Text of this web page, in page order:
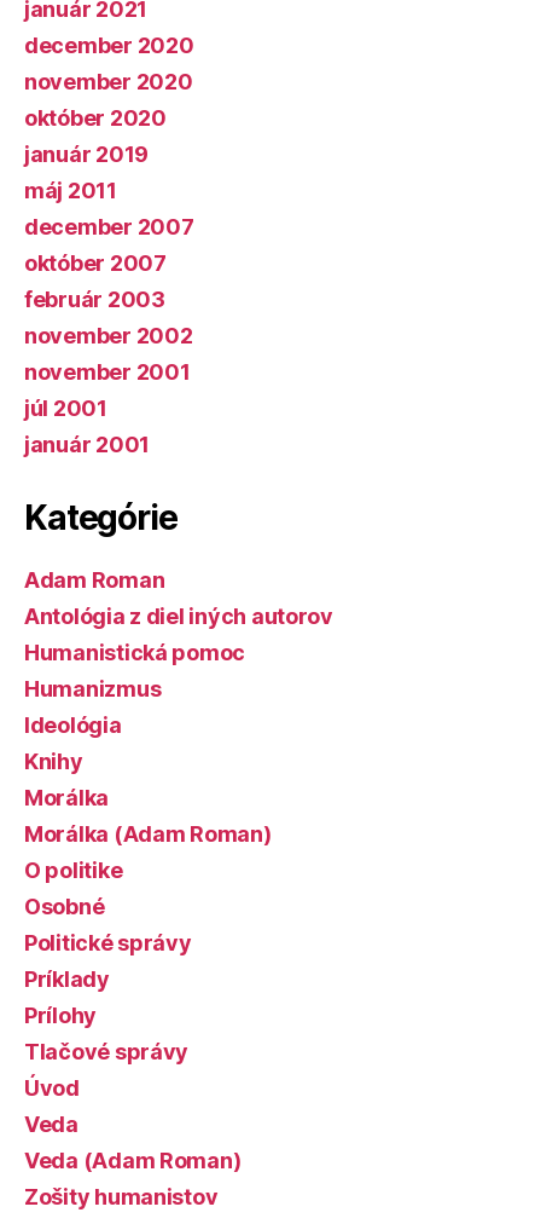
január 2021
december 2020
november 2020
október 2020
január 2019
máj 2011
december 2007
október 2007
február 2003
november 2002
november 2001
júl 2001
január 2001
Kategórie
Adam Roman
Antológia z diel iných autorov
Humanistická pomoc
Humanizmus
Ideológia
Knihy
Morálka
Morálka (Adam Roman)
O politike
Osobné
Politické správy
Príklady
Prílohy
Tlačové správy
Úvod
Veda
Veda (Adam Roman)
Zošity humanistov